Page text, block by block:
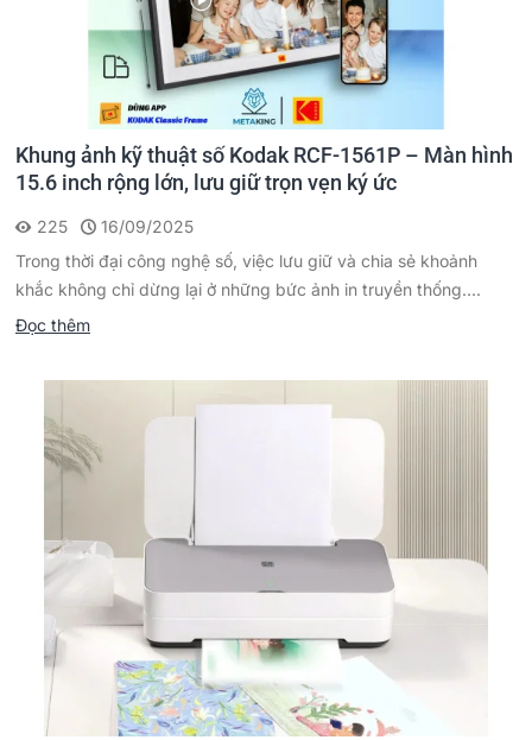
Khung ảnh kỹ thuật số Kodak RCF-1561P – Màn hình
15.6 inch rộng lớn, lưu giữ trọn vẹn ký ức
225
16/09/2025
Trong thời đại công nghệ số, việc lưu giữ và chia sẻ khoảnh
khắc không chỉ dừng lại ở những bức ảnh in truyền thống....
Đọc thêm